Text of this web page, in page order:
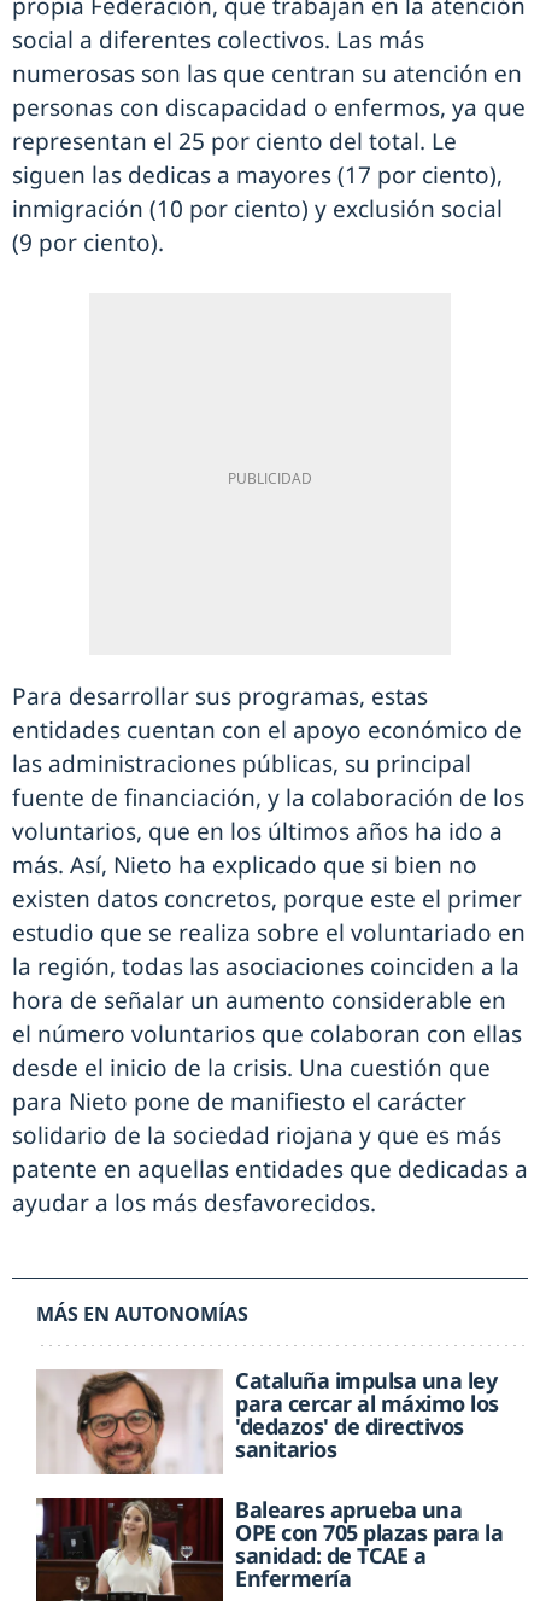
social a diferentes colectivos. Las más
numerosas son las que centran su atención en
personas con discapacidad o enfermos, ya que
representan el 25 por ciento del total. Le
siguen las dedicas a mayores (17 por ciento),
inmigración (10 por ciento) y exclusión social
(9 por ciento).
Para desarrollar sus programas, estas
entidades cuentan con el apoyo económico de
las administraciones públicas, su principal
fuente de financiación, y la colaboración de los
voluntarios, que en los últimos años ha ido a
más. Así, Nieto ha explicado que si bien no
existen datos concretos, porque este el primer
estudio que se realiza sobre el voluntariado en
la región, todas las asociaciones coinciden a la
hora de señalar un aumento considerable en
el número voluntarios que colaboran con ellas
desde el inicio de la crisis. Una cuestión que
para Nieto pone de manifiesto el carácter
solidario de la sociedad riojana y que es más
patente en aquellas entidades que dedicadas a
ayudar a los más desfavorecidos.
MÁS EN AUTONOMÍAS
Cataluña impulsa una ley
para cercar al máximo los
'dedazos' de directivos
sanitarios
Baleares aprueba una
OPE con 705 plazas para la
sanidad: de TCAE a
Enfermería